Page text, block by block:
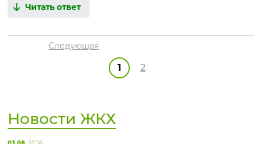
Читать ответ
1 2
Следующая
Новости ЖКХ